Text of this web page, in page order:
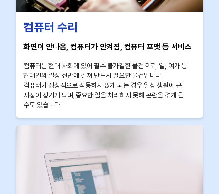
컴퓨터 수리
화면이 안나옴, 컴퓨터가 안켜짐, 컴퓨터 포맷 등 서비스
컴퓨터는 현대 사회에 있어 필수 불가결한 물건으로, 일, 여가 등
현대인의 일상 전반에 걸쳐 반드시 필요한 물건입니다.
컴퓨터가 정상적으로 작동하지 않게 되는 경우 일상 생활에 큰
지장이 생기게 되며,중요한 일을 처리하지 못해 곤란을 겪게 될
수도 있습니다.